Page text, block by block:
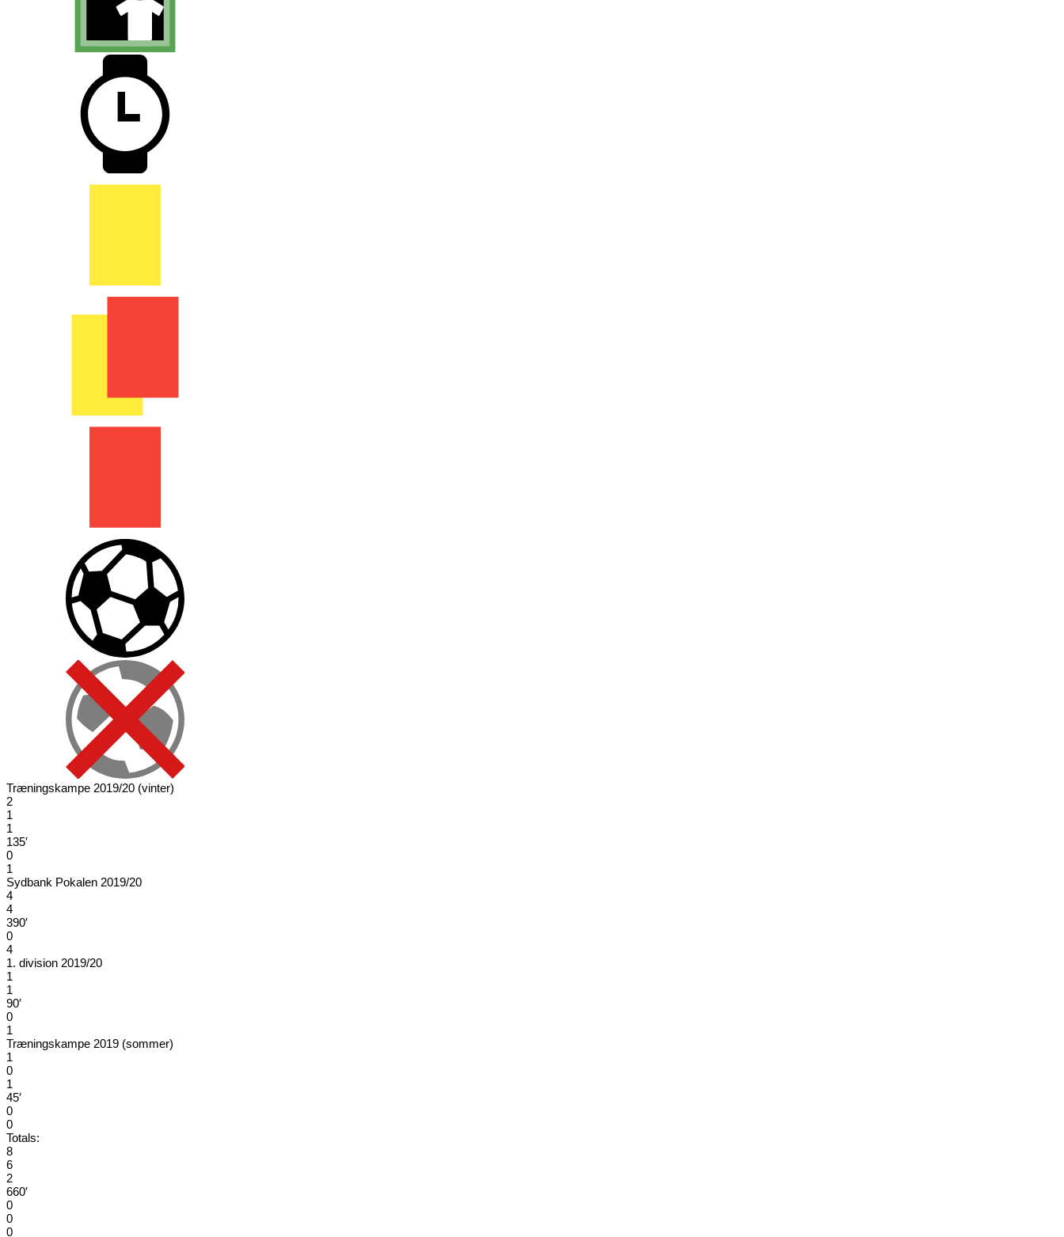
Træningskampe 2019/20 (vinter)
2
1
1
135′
0
1
Sydbank Pokalen 2019/20
4
4
390′
0
4
1. division 2019/20
1
1
90′
0
1
Træningskampe 2019 (sommer)
1
0
1
45′
0
0
Totals:
8
6
2
660′
0
0
0